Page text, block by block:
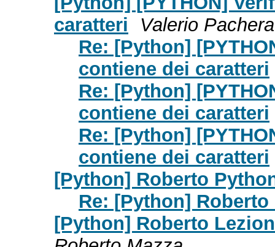
caratteri
Valerio Pachera
Re: [Python]
contiene dei caratteri
Re: [Python]
contiene dei caratteri
Re: [Python]
contiene dei caratteri
[Python] Roberto
Re: [Python]
[Python] Roberto